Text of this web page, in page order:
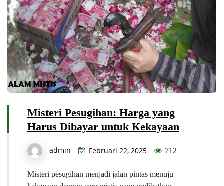
Misteri Pesugihan: Harga yang
Harus Dibayar untuk Kekayaan
admin Februari 22, 2025 712
Misteri pesugihan menjadi jalan pintas menuju